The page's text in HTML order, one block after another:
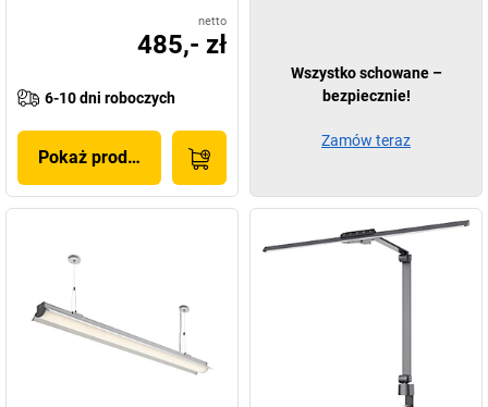
netto
485,- zł
6-10 dni roboczych
Pokaż produkt
Wszystko schowane –
bezpiecznie!
Zamów teraz